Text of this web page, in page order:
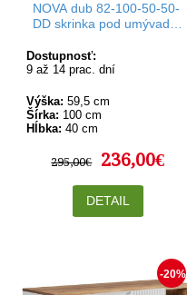
NOVA dub 82-100-50-50-
DD skrinka pod umývadlo
Dostupnosť:
9 až 14 prac. dní
Výška: 59,5 cm
Šírka: 100 cm
Hĺbka: 40 cm
295,00€ 236,00€
DETAIL
-20%